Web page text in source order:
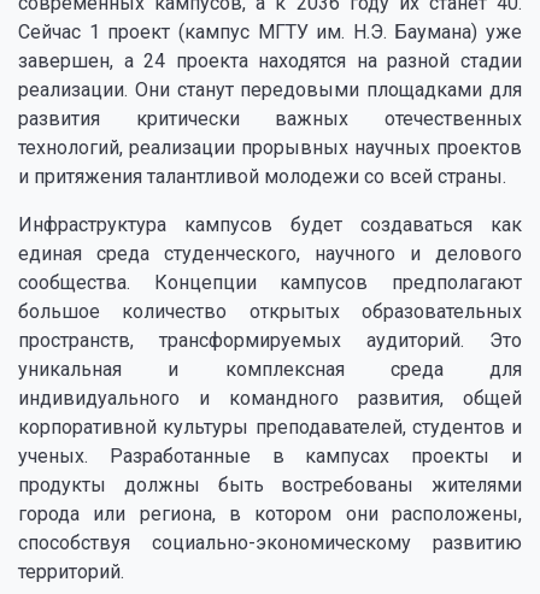
Сейчас 1 проект (кампус МГТУ им. Н.Э. Баумана) уже
завершен, а 24 проекта находятся на разной стадии
реализации. Они станут передовыми площадками для
развития критически важных отечественных
технологий, реализации прорывных научных проектов
и притяжения талантливой молодежи со всей страны.
Инфраструктура кампусов будет создаваться как
единая среда студенческого, научного и делового
сообщества. Концепции кампусов предполагают
большое количество открытых образовательных
пространств, трансформируемых аудиторий. Это
уникальная и комплексная среда для
индивидуального и командного развития, общей
корпоративной культуры преподавателей, студентов и
ученых. Разработанные в кампусах проекты и
продукты должны быть востребованы жителями
города или региона, в котором они расположены,
способствуя социально-экономическому развитию
территорий.